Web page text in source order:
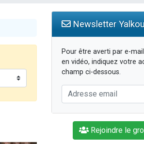
Newsletter
Pour être averti par e-
en vidéo, indiquez votre
champ ci-dessous.
Rejoindre le